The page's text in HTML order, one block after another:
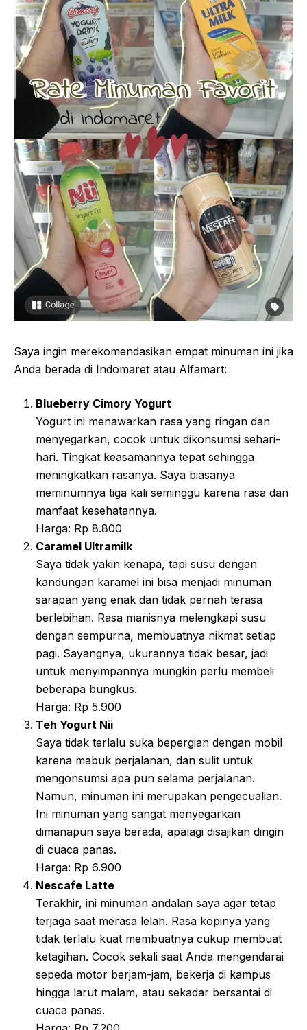
Saya ingin merekomendasikan empat minuman ini jika
Anda berada di Indomaret atau Alfamart:
Blueberry Cimory Yogurt
Yogurt ini menawarkan rasa yang ringan dan
menyegarkan, cocok untuk dikonsumsi sehari-
hari. Tingkat keasamannya tepat sehingga
meningkatkan rasanya. Saya biasanya
meminumnya tiga kali seminggu karena rasa dan
manfaat kesehatannya.
Harga: Rp 8.800
Caramel Ultramilk
Saya tidak yakin kenapa, tapi susu dengan
kandungan karamel ini bisa menjadi minuman
sarapan yang enak dan tidak pernah terasa
berlebihan. Rasa manisnya melengkapi susu
dengan sempurna, membuatnya nikmat setiap
pagi. Sayangnya, ukurannya tidak besar, jadi
untuk menyimpannya mungkin perlu membeli
beberapa bungkus.
Harga: Rp 5.900
Teh Yogurt Nii
Saya tidak terlalu suka bepergian dengan mobil
karena mabuk perjalanan, dan sulit untuk
mengonsumsi apa pun selama perjalanan.
Namun, minuman ini merupakan pengecualian.
Ini minuman yang sangat menyegarkan
dimanapun saya berada, apalagi disajikan dingin
di cuaca panas.
Harga: Rp 6.900
Nescafe Latte
Terakhir, ini minuman andalan saya agar tetap
terjaga saat merasa lelah. Rasa kopinya yang
tidak terlalu kuat membuatnya cukup membuat
ketagihan. Cocok sekali saat Anda mengendarai
sepeda motor berjam-jam, bekerja di kampus
hingga larut malam, atau sekadar bersantai di
cuaca panas.